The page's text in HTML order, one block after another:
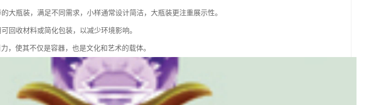
大瓶装，满足不同需求，小样通常设计简洁，大瓶装更注重展示性。
回收材料或简化包装，以减少环境影响。
，使其不仅是容器，也是文化和艺术的载体。